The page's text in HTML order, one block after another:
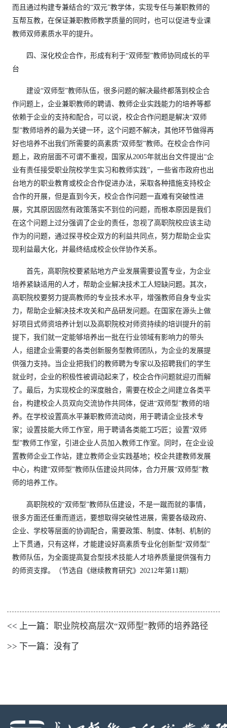
而且通过构建专兼结合的“双元”教学体，实现专任与兼职教师的
互帮互教，在保证兼职教师教学质量的同时，也可以促进专业课
教师双师素质水平的提升。
四、深化校企合作，形成有利于“双师型”教师协同成长的平
台
建设“双师型”教师队伍，很多问题的解决最终都落到校企合
作问题上，企业兼职教师的聘请、教师企业实践能力的培养等都
依赖于企业的支持和配合，可以说，校企合作问题是解决“双师
型”教师培养的最为关键一环，这个问题不解决，其他环节做得再
好也培养不出我们所需要的高素质“双师型”教师。在校企合作问
题上，政府层面不可谓不重视，国家从2005年就出台文件提出“企
业有责任接受职业院校学生实习和教师实践”，一些省市政府也出
台地方的职业教育或校企合作促进办法，采取各种措施支持校企
合作的开展，但是直到今天，校企合作问题一直难有突破性进
展，究其原因固然有政策落实不到位的问题，而根本原因是我们
在这个问题上过分强调了企业的责任，忽视了高职院校应该主动
作为的问题，通过探寻校企双方的利益共同点，努力帮助企业实
现利益最大化，并最终结成校企伙伴协作关系。
首先，高职院校要紧贴地方产业发展需要设置专业，为企业
培养紧缺适用的人才，帮助企业解决技术工人短缺问题。其次，
高职院校要努力提高教师的专业技术水平，增强教师自身专业实
力，帮助企业解决技术攻关和产品研发问题。在国家在源头上做
好项目式师资培养计划以及高职院校对师资持续的培训提升的前
提下，我们就一定能够培养出一批在行业领域有影响力的带头
人，组建企业需要的各类创新服务型教师团队，为企业的发展提
供强力支持。当企业把我们的教师聘为专家以及招聘我们的学生
就业时，企业的积极性被调动起来了，校企合作问题就迎刃而解
了。最后，为实现校企的深度融合，需要在校企之间建立各类平
台，构建校企人员双向交流协作共同体，促进“双师型”教师的培
养。在学校设置高水平兼职教师流动岗，用于聘请企业技术专
家；设置技能大师工作室，用于聘请各类能工巧匠；设置“双师
型”教师工作室，引进企业人员加入教师工作室。同时，在企业设
置教师企业工作站，建立教师企业实践基地；校企共建教师发展
中心，构建“双师型”教师队伍建设共同体，合力开展“双师型”教
师的培养工作。
高职院校的“双师型”教师队伍建设，不是一蹴而就的事情，
很多方面还任重而道远，要想取得突破性进展，需要各级政府、
企业、学校等层面的协调配合，需要政策、制度、体制、机制的
上下贯通，只有这样，才能建设好高素质专业化创新型“双师型”
教师队伍，为全面提高复合型技术技能人才培养质量提供强有力
的师资支撑。（节选自《继续教育研究》20212年第11期）
<< 上一篇：职业院校高层次“双师型”教师的培养路径 ​
>> 下一篇：没有了